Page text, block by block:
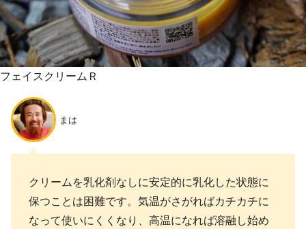
フェイスクリームＲ
まは
クリームを乳化剤なしに安定的に乳化した状態に
保つことは困難です。気温がさがればカチカチに
なって使いにくくなり、高温になれば溶融し始め